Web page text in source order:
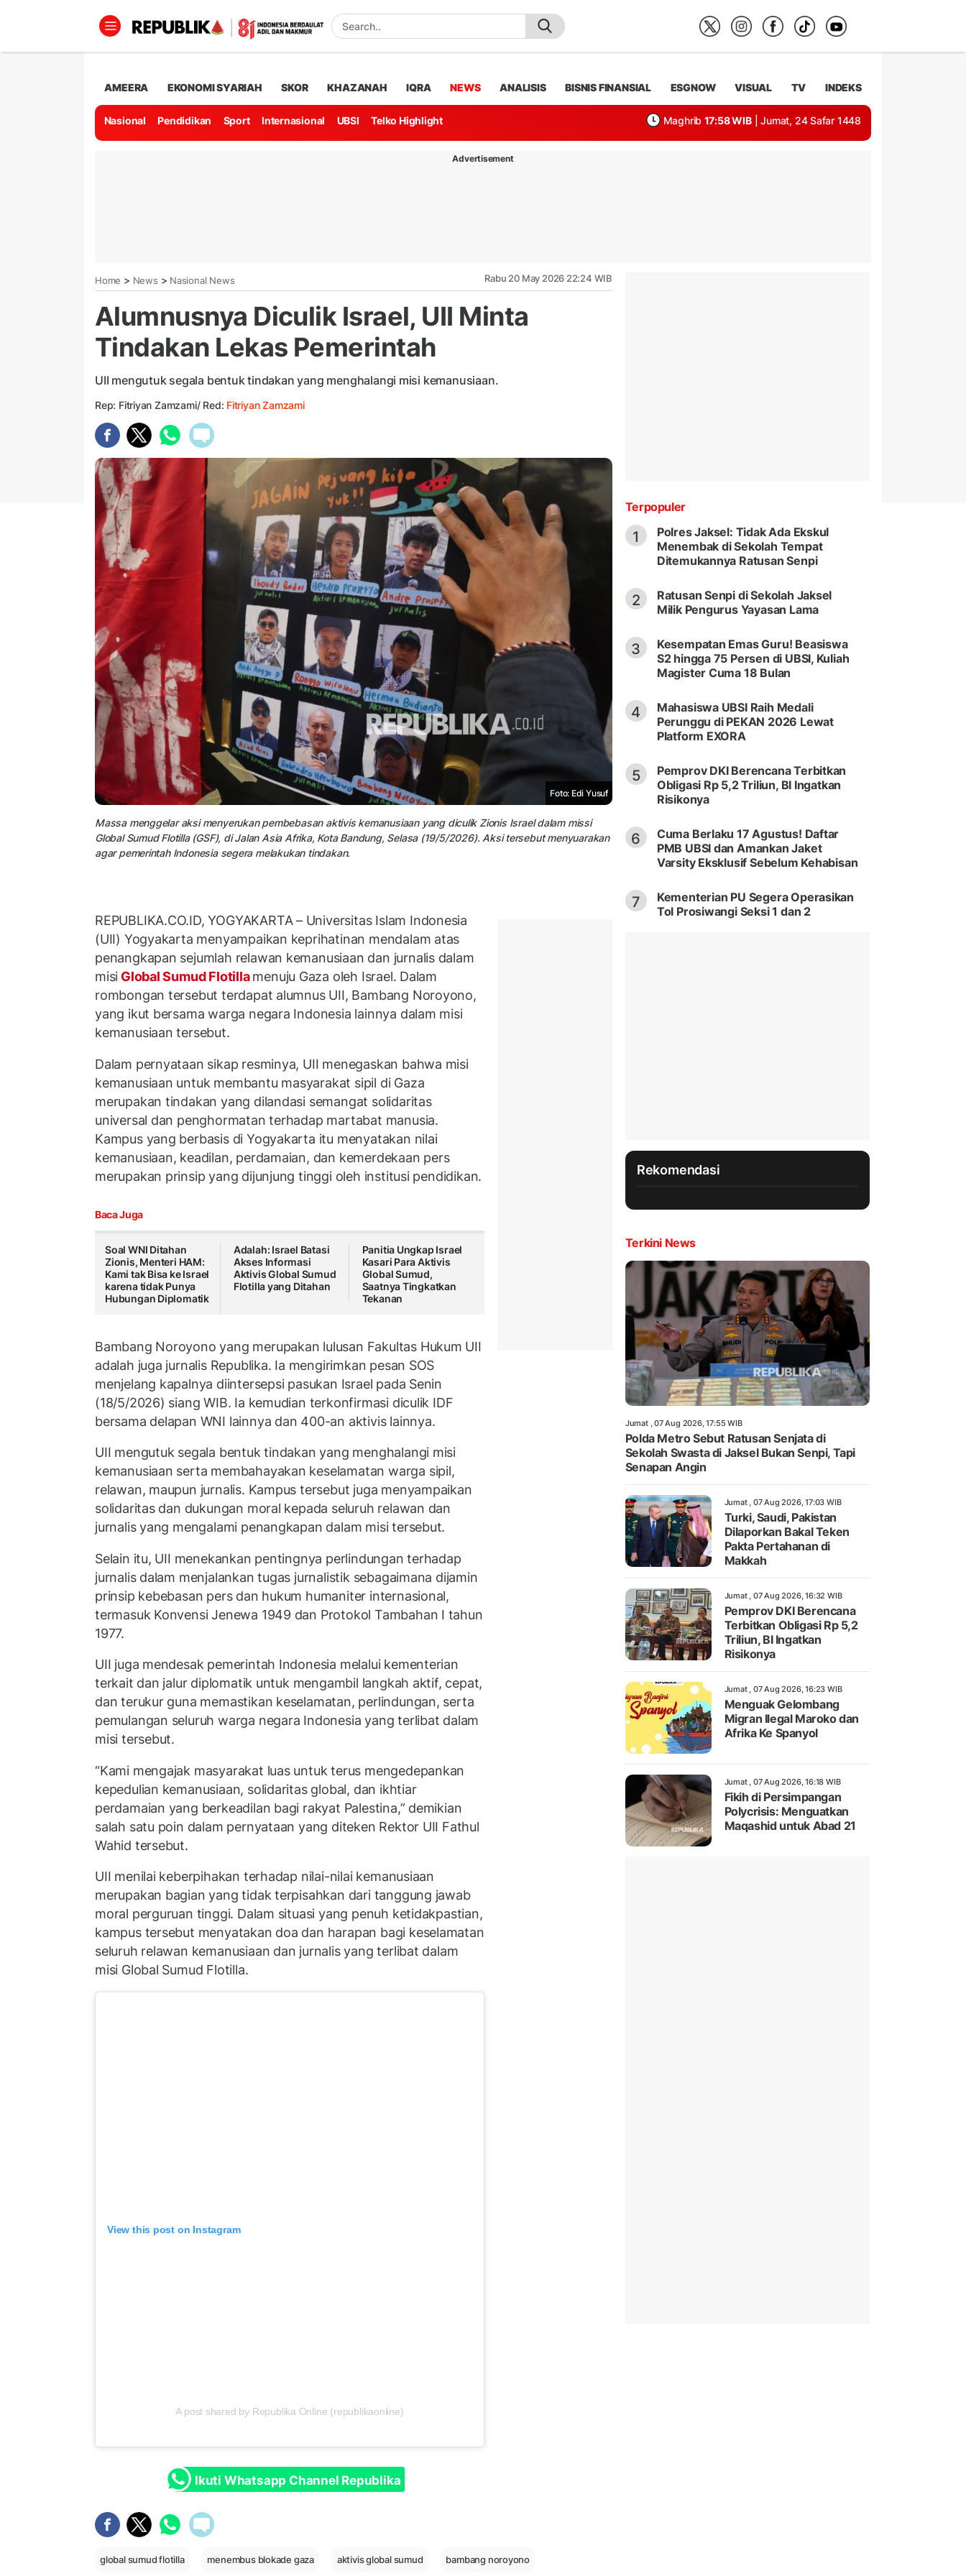
AMEERA EKONOMI SYARIAH SKOR KHAZANAH IQRA NEWS ANALISIS BISNIS FINANSIAL ESGNOW VISUAL TV INDEKS
Nasional Pendidikan Sport Internasional UBSI Telko Highlight Maghrib 17:58 WIB | Jumat, 24 Safar 1448
Advertisement
Home > News > Nasional News Rabu 20 May 2026 22:24 WIB
Alumnusnya Diculik Israel, UII Minta
Tindakan Lekas Pemerintah
UII mengutuk segala bentuk tindakan yang menghalangi misi kemanusiaan.
Rep: Fitriyan Zamzami/ Red: Fitriyan Zamzami
Foto: Edi Yusuf
Massa menggelar aksi menyerukan pembebasan aktivis kemanusiaan yang diculik Zionis Israel dalam missi
Global Sumud Flotilla (GSF), di Jalan Asia Afrika, Kota Bandung, Selasa (19/5/2026). Aksi tersebut menyuarakan
agar pemerintah Indonesia segera melakukan tindakan.
REPUBLIKA.CO.ID, YOGYAKARTA – Universitas Islam Indonesia
(UII) Yogyakarta menyampaikan keprihatinan mendalam atas
penangkapan sejumlah relawan kemanusiaan dan jurnalis dalam
misi Global Sumud Flotillamenuju Gaza oleh Israel. Dalam
rombongan tersebut terdapat alumnus UII, Bambang Noroyono,
yang ikut bersama warga negara Indonesia lainnya dalam misi
kemanusiaan tersebut.
Dalam pernyataan sikap resminya, UII menegaskan bahwa misi
kemanusiaan untuk membantu masyarakat sipil di Gaza
merupakan tindakan yang dilandasi semangat solidaritas
universal dan penghormatan terhadap martabat manusia.
Kampus yang berbasis di Yogyakarta itu menyatakan nilai
kemanusiaan, keadilan, perdamaian, dan kemerdekaan pers
merupakan prinsip yang dijunjung tinggi oleh institusi pendidikan.
Baca Juga
Soal WNI Ditahan
Zionis, Menteri HAM:
Kami tak Bisa ke Israel
karena tidak Punya
Hubungan Diplomatik
Adalah: Israel Batasi
Akses Informasi
Aktivis Global Sumud
Flotilla yang Ditahan
Panitia Ungkap Israel
Kasari Para Aktivis
Global Sumud,
Saatnya Tingkatkan
Tekanan
Bambang Noroyono yang merupakan lulusan Fakultas Hukum UII
adalah juga jurnalis Republika. Ia mengirimkan pesan SOS
menjelang kapalnya diintersepsi pasukan Israel pada Senin
(18/5/2026) siang WIB. Ia kemudian terkonfirmasi diculik IDF
bersama delapan WNI lainnya dan 400-an aktivis lainnya.
UII mengutuk segala bentuk tindakan yang menghalangi misi
kemanusiaan serta membahayakan keselamatan warga sipil,
relawan, maupun jurnalis. Kampus tersebut juga menyampaikan
solidaritas dan dukungan moral kepada seluruh relawan dan
jurnalis yang mengalami penangkapan dalam misi tersebut.
Selain itu, UII menekankan pentingnya perlindungan terhadap
jurnalis dalam menjalankan tugas jurnalistik sebagaimana dijamin
prinsip kebebasan pers dan hukum humaniter internasional,
termasuk Konvensi Jenewa 1949 dan Protokol Tambahan I tahun
1977.
UII juga mendesak pemerintah Indonesia melalui kementerian
terkait dan jalur diplomatik untuk mengambil langkah aktif, cepat,
dan terukur guna memastikan keselamatan, perlindungan, serta
pemulangan seluruh warga negara Indonesia yang terlibat dalam
misi tersebut.
“Kami mengajak masyarakat luas untuk terus mengedepankan
kepedulian kemanusiaan, solidaritas global, dan ikhtiar
perdamaian yang berkeadilan bagi rakyat Palestina,” demikian
salah satu poin dalam pernyataan yang diteken Rektor UII Fathul
Wahid tersebut.
UII menilai keberpihakan terhadap nilai-nilai kemanusiaan
merupakan bagian yang tidak terpisahkan dari tanggung jawab
moral perguruan tinggi. Dalam situasi yang penuh ketidakpastian,
kampus tersebut menyatakan doa dan harapan bagi keselamatan
seluruh relawan kemanusiaan dan jurnalis yang terlibat dalam
misi Global Sumud Flotilla.
View this post on Instagram
A post shared by Republika Online (republikaonline)
Ikuti Whatsapp Channel Republika
global sumud flotilla menembus blokade gaza aktivis global sumud bambang noroyono
Terpopuler
1
Polres Jaksel: Tidak Ada Ekskul
Menembak di Sekolah Tempat
Ditemukannya Ratusan Senpi
2
Ratusan Senpi di Sekolah Jaksel
Milik Pengurus Yayasan Lama
3
Kesempatan Emas Guru! Beasiswa
S2 hingga 75 Persen di UBSI, Kuliah
Magister Cuma 18 Bulan
4
Mahasiswa UBSI Raih Medali
Perunggu di PEKAN 2026 Lewat
Platform EXORA
5
Pemprov DKI Berencana Terbitkan
Obligasi Rp 5,2 Triliun, BI Ingatkan
Risikonya
6
Cuma Berlaku 17 Agustus! Daftar
PMB UBSI dan Amankan Jaket
Varsity Eksklusif Sebelum Kehabisan
7
Kementerian PU Segera Operasikan
Tol Prosiwangi Seksi 1 dan 2
Rekomendasi
Terkini News
Jumat , 07 Aug 2026, 17:55 WIB
Polda Metro Sebut Ratusan Senjata di
Sekolah Swasta di Jaksel Bukan Senpi, Tapi
Senapan Angin
Jumat , 07 Aug 2026, 17:03 WIB
Turki, Saudi, Pakistan
Dilaporkan Bakal Teken
Pakta Pertahanan di
Makkah
Jumat , 07 Aug 2026, 16:32 WIB
Pemprov DKI Berencana
Terbitkan Obligasi Rp 5,2
Triliun, BI Ingatkan
Risikonya
Jumat , 07 Aug 2026, 16:23 WIB
Menguak Gelombang
Migran Ilegal Maroko dan
Afrika Ke Spanyol
Jumat , 07 Aug 2026, 16:18 WIB
Fikih di Persimpangan
Polycrisis: Menguatkan
Maqashid untuk Abad 21